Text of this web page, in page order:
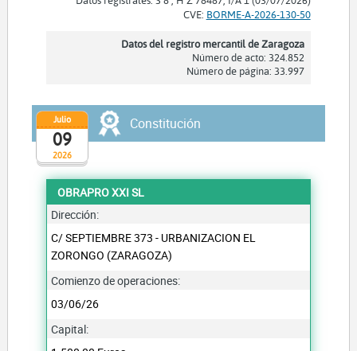
CVE: BORME-A-2026-130-50
Datos del registro mercantil de Zaragoza
Número de acto: 324.852
Número de página: 33.997
2026
Julio
09
Constitución
OBRAPRO XXI SL
Dirección:
C/ SEPTIEMBRE 373 - URBANIZACION EL
ZORONGO (ZARAGOZA)
Comienzo de operaciones:
03/06/26
Capital: